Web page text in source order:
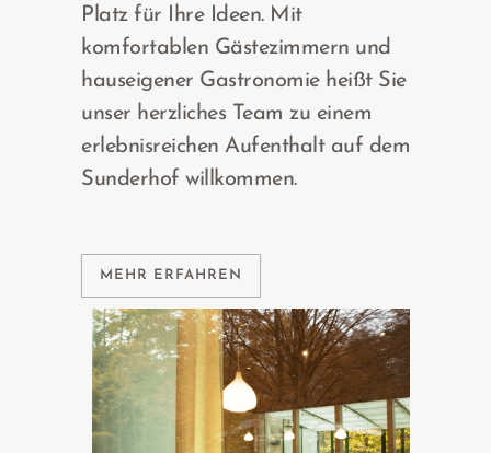
Platz für Ihre Ideen. Mit
komfortablen Gästezimmern und
hauseigener Gastronomie heißt Sie
unser herzliches Team zu einem
erlebnisreichen Aufenthalt auf dem
Sunderhof willkommen.
MEHR ERFAHREN